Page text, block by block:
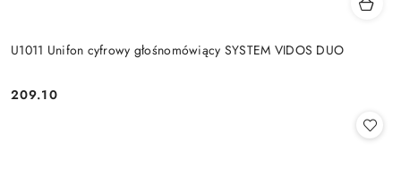
U1011 Unifon cyfrowy głośnomówiący SYSTEM VIDOS DUO
Cena:
209.10